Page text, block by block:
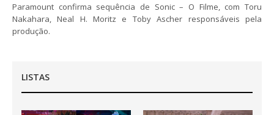
Paramount confirma sequência de Sonic – O Filme, com Toru
Nakahara, Neal H. Moritz e Toby Ascher responsáveis pela
produção.
LISTAS